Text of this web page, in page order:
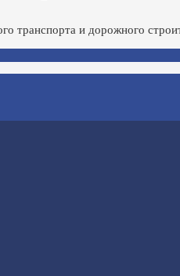
транспорта и дорожного